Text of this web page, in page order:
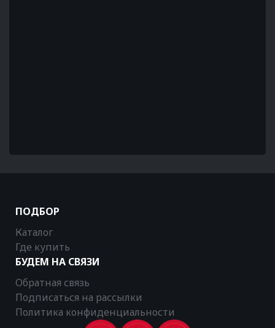
ПОДБОР
Каталог
Где купить
БУДЕМ НА СВЯЗИ
Обратная связь
Подписаться на рассылки
Политика конфиденциальности